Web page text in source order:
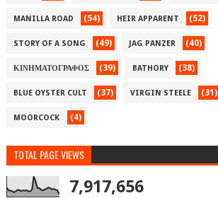
MANILLA ROAD (54) HEIR APPARENT (52)
STORY OF A SONG (49) JAG PANZER (40)
ΚΙΝΗΜΑΤΟΓΡΑΦΟΣ (39) BATHORY (38)
BLUE OYSTER CULT (37) VIRGIN STEELE (31)
MOORCOCK (4)
TOTAL PAGE VIEWS
7,917,656